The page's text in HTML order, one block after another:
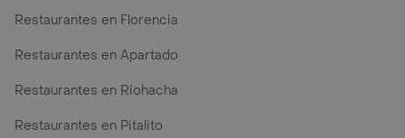
Restaurantes en Florencia
Restaurantes en Apartado
Restaurantes en Riohacha
Restaurantes en Pitalito